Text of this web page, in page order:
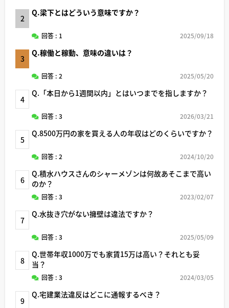
2
Q.梁下とはどういう意味ですか？
回答 : 1 2025/09/18
3
Q.稼働と稼動、意味の違いは？
回答 : 2 2025/05/20
4
Q.「本日から1週間以内」とはいつまでを指しますか？
回答 : 3 2026/03/21
5
Q.8500万円の家を買える人の年収はどのくらいですか？
回答 : 2 2024/10/20
6
Q.積水ハウスさんのシャーメゾンは何故あそこまで高い
のか？
回答 : 3 2023/02/07
7
Q.水抜き穴がない擁壁は違法ですか？
回答 : 3 2025/05/09
8
Q.世帯年収1000万でも家賃15万は高い？それとも妥
当？
回答 : 3 2024/03/05
9
Q.宅建業法違反はどこに通報するべき？